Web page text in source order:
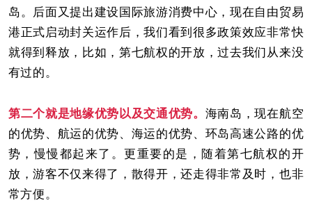
岛。后面又提出建设国际旅游消费中心，现在自由贸易
港正式启动封关运作后，我们看到很多政策效应非常快
就得到释放，比如，第七航权的开放，过去我们从来没
有过的。
第二个就是地缘优势以及交通优势。 海南岛，现在航空
的优势、航运的优势、海运的优势、环岛高速公路的优
势，慢慢都起来了。更重要的是，随着第七航权的开
放，游客不仅来得了，散得开，还走得非常及时，也非
常方便。